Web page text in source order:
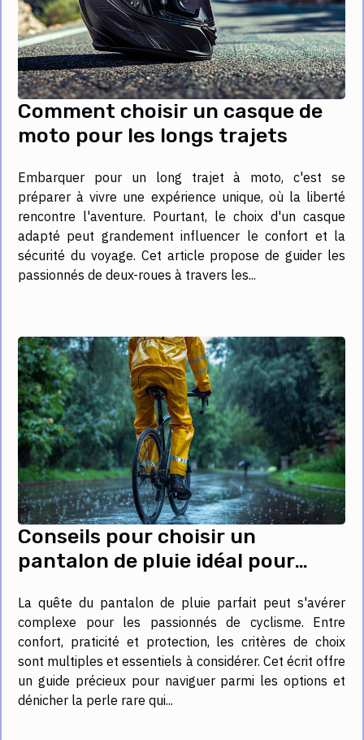
Comment choisir un casque de
moto pour les longs trajets
Embarquer pour un long trajet à moto, c'est se
préparer à vivre une expérience unique, où la liberté
rencontre l'aventure. Pourtant, le choix d'un casque
adapté peut grandement influencer le confort et la
sécurité du voyage. Cet article propose de guider les
passionnés de deux-roues à travers les...
Conseils pour choisir un
pantalon de pluie idéal pour
La quête du pantalon de pluie parfait peut s'avérer
complexe pour les passionnés de cyclisme. Entre
confort, praticité et protection, les critères de choix
sont multiples et essentiels à considérer. Cet écrit offre
un guide précieux pour naviguer parmi les options et
dénicher la perle rare qui...